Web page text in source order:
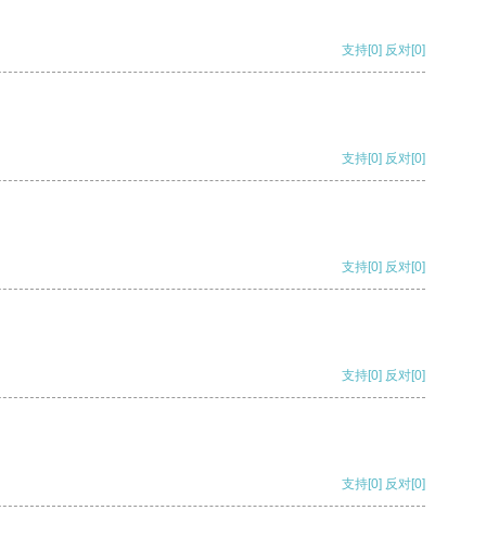
支持[0] 反对[0]
支持[0] 反对[0]
支持[0] 反对[0]
支持[0] 反对[0]
支持[0] 反对[0]